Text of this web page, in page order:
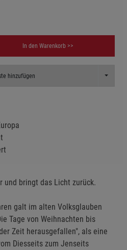
In den Warenkorb >>
hinzufügen Toggle
und bringt das Licht zurück.
galt im alten Volksglauben
Tage von Weihnachten bis
Zeit herausgefallen", als eine
Diesseits zum Jenseits